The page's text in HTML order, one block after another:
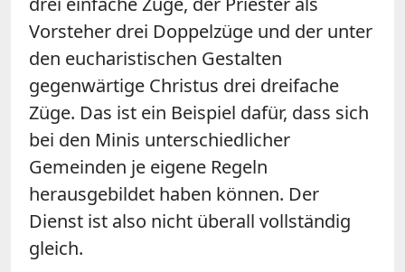
Vorsteher drei Doppelzüge und der unter
den eucharistischen Gestalten
gegenwärtige Christus drei dreifache
Züge. Das ist ein Beispiel dafür, dass sich
bei den Minis unterschiedlicher
Gemeinden je eigene Regeln
herausgebildet haben können. Der
Dienst ist also nicht überall vollständig
gleich.